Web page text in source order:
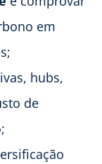
em
hubs,
de